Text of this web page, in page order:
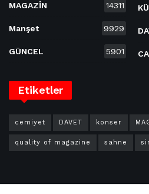
MAGAZİN 14311
Manşet 9929
GÜNCEL 5901
Etiketler
cemiyet DAVET konser
quality of magazine sahne